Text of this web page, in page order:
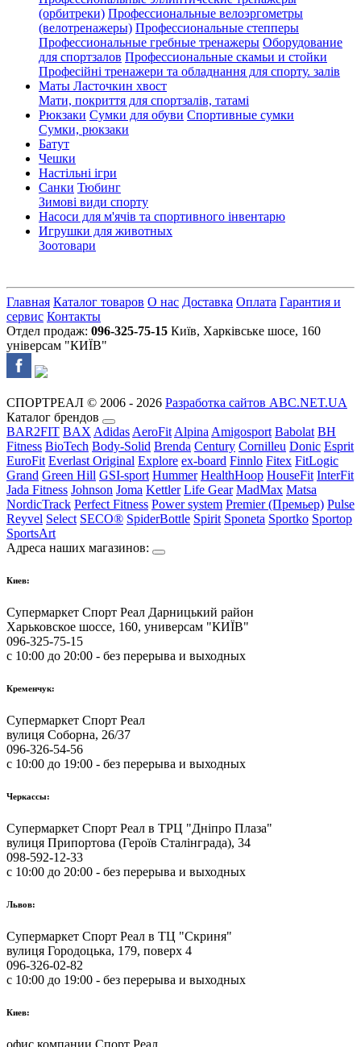
(орбитреки) Профессиональные велоэргометры
(велотренажеры) Профессиональные cтепперы
Профессиональные гребные тренажеры Оборудование
для спортзалов Профессиональные скамьи и стойки
Професійні тренажери та обладнання для спорту. залів
Маты Ласточкин хвост
Мати, покриття для спортзалів, татамі
Рюкзаки Сумки для обуви Спортивные сумки
Сумки, рюкзаки
Батут
Чешки
Настільні ігри
Санки Тюбинг
Зимові види спорту
Насоси для м'ячів та спортивного інвентарю
Игрушки для животных
Зоотовари
Главная Каталог товаров О нас Доставка Оплата Гарантия и
сервис Контакты
Отдел продаж: 096-325-75-15 Київ, Харківське шосе, 160
універсам "КИЇВ"
СПОРТРЕАЛ © 2006 - 2026 Разработка сайтов ABC.NET.UA
Каталог брендов
BAR2FIT BAX Adidas AeroFit Alpina Amigosport Babolat BH
Fitness BioTech Body-Solid Brenda Century Cornilleu Donic Esprit
EuroFit Everlast Original Explore ex-board Finnlo Fitex FitLogic
Grand Green Hill GSI-sport Hummer HealthHoop HouseFit InterFit
Jada Fitness Johnson Joma Kettler Life Gear MadMax Matsa
NordicTrack Perfect Fitness Power system Premier (Премьер) Pulse
Reyvel Select SECO® SpiderBottle Spirit Sponeta Sportko Sportop
SportsArt
Адреса наших магазинов:
Киев:
Супермаркет Спорт Реал Дарницький район
Харьковское шоссе, 160, универсам "КИЇВ"
096-325-75-15
с 10:00 до 20:00 - без перерыва и выходных
Кременчук:
Супермаркет Спорт Реал
вулиця Соборна, 26/37
096-326-54-56
с 10:00 до 19:00 - без перерыва и выходных
Черкассы:
Супермаркет Спорт Реал в ТРЦ "Дніпро Плаза"
вулиця Припортова (Героїв Сталінграда), 34
098-592-12-33
с 10:00 до 20:00 - без перерыва и выходных
Львов:
Супермаркет Спорт Реал в ТЦ "Скриня"
вулиця Городоцька, 179, поверх 4
096-326-02-82
с 10:00 до 19:00 - без перерыва и выходных
Киев:
офис компании Спорт Реал